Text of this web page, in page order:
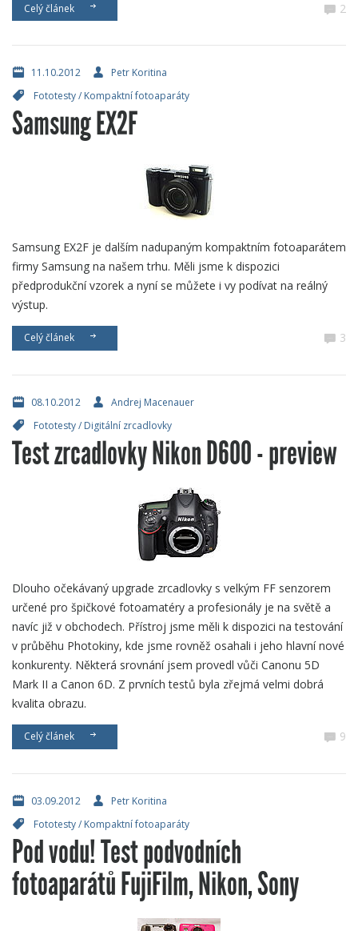
Celý článek 2
11.10.2012
Petr Koritina
Fototesty/ Kompaktní fotoaparáty
Samsung EX2F
Samsung EX2F je dalším nadupaným kompaktním fotoaparátem
firmy Samsung na našem trhu. Měli jsme k dispozici
předprodukční vzorek a nyní se můžete i vy podívat na reálný
výstup.
Celý článek 3
08.10.2012
Andrej Macenauer
Fototesty/ Digitální zrcadlovky
Test zrcadlovky Nikon D600 - preview
Dlouho očekávaný upgrade zrcadlovky s velkým FF senzorem
určené pro špičkové fotoamatéry a profesionály je na světě a
navíc již v obchodech. Přístroj jsme měli k dispozici na testování
v průběhu Photokiny, kde jsme rovněž osahali i jeho hlavní nové
konkurenty. Některá srovnání jsem provedl vůči Canonu 5D
Mark II a Canon 6D. Z prvních testů byla zřejmá velmi dobrá
kvalita obrazu.
Celý článek 9
03.09.2012
Petr Koritina
Fototesty/ Kompaktní fotoaparáty
Pod vodu! Test podvodních
fotoaparátů FujiFilm, Nikon, Sony